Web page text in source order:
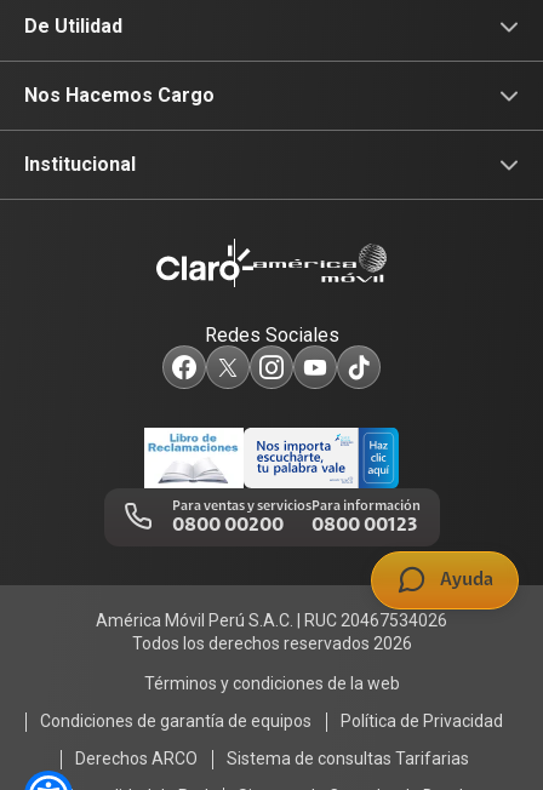
Ayuda
Fibra Óptica
Planes Hogar
Planes Tv
Prepago
Postpago
Recargas
De Utilidad
Consulta de IMEI
Celulares 5G
Test de velocidad de internet
Comprobantes electrónicos
Llamada por llamada
Nos Hacemos Cargo
Devoluciones por interrupciones
Adquirientes iPhone 6, 6S y SE
Mensaje de Seguridad
Institucional
Trabaja en Claro
Trabajos de mantenimiento
Redes Sociales
Para ventas y servicios
0800 00200
Para información
0800 00123
América Móvil Perú S.A.C. | RUC 20467534026
Todos los derechos reservados 2026
Términos y condiciones de la web
Condiciones de garantía de equipos
Política de Privacidad
Derechos ARCO
Sistema de consultas Tarifarias